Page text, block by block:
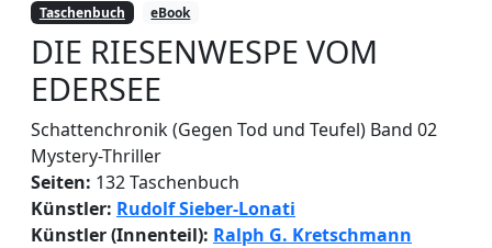
Taschenbuch eBook
DIE RIESENWESPE VOM
EDERSEE
Schattenchronik (Gegen Tod und Teufel) Band 02
Mystery-Thriller
Seiten: 132 Taschenbuch
Künstler: Rudolf Sieber-Lonati
Künstler (Innenteil): Ralph G. Kretschmann